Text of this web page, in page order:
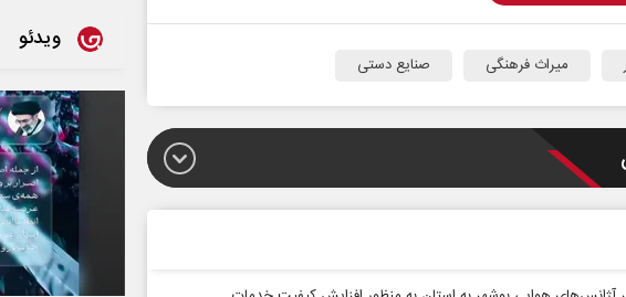
میراث فرهنگی صنایع دستی
ویدئو